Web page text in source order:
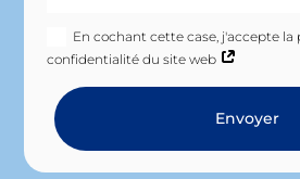
En cochant cette case, j'accepte la
confidentialité du site web
Envoyer